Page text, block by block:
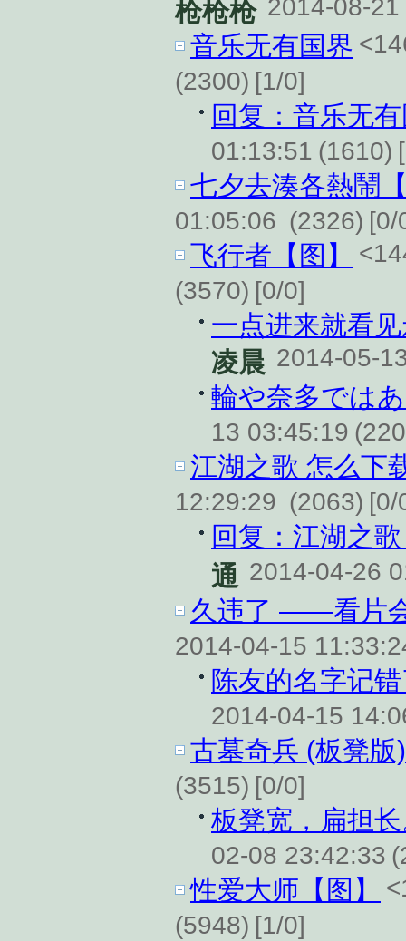
枪枪枪 2014-08-
音乐无有国界
(2300) [1/0]
回复：音乐无
01:13:51 (1610)
七夕去湊各熱鬧
01:05:06 (2326) [0/
飞行者【图】
(3570) [0/0]
一点进来就看
凌晨 2014-05-
輪や奈多では
13 03:45:19
江湖之歌 怎么下
12:29:29 (2063) [0/
回复：江湖之
通 2014-04-26
久违了 ——看片
2014-04-15
陈友的名字记
2014-04-15
古墓奇兵 (板凳版)
(3515) [0/0]
板凳宽，扁担
02-08 23:42:33
性爱大师【图】
(5948) [1/0]